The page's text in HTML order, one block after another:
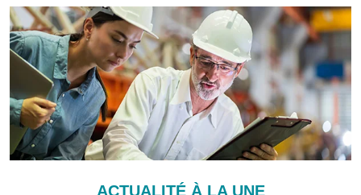
ACTUALITÉ À LA UNE